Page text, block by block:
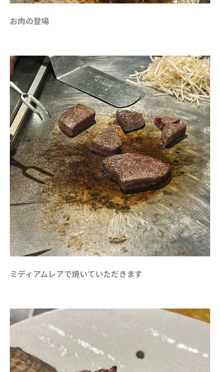
お肉の登場
ミディアムレアで焼いていただきます